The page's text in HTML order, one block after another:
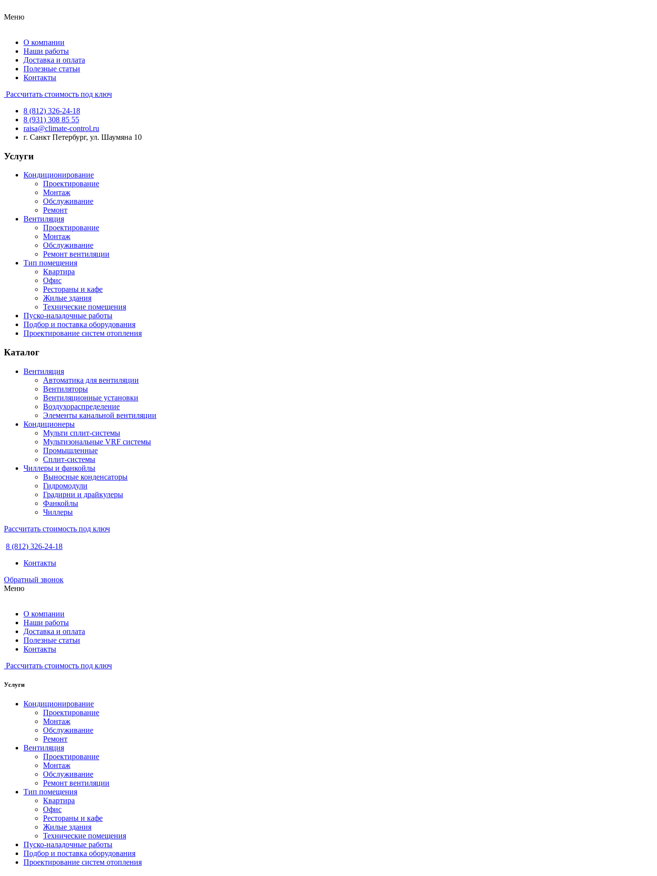
Меню
О компании
Наши работы
Доставка и оплата
Полезные статьи
Контакты
Рассчитать стоимость под ключ
8 (812) 326-24-18
8 (931) 308 85 55
raisa@climate-control.ru
г. Санкт Петербург, ул. Шаумяна 10
Услуги
Кондиционирование
Проектирование
Монтаж
Обслуживание
Ремонт
Вентиляция
Проектирование
Монтаж
Обслуживание
Ремонт вентиляции
Тип помещения
Квартира
Офис
Рестораны и кафе
Жилые здания
Технические помещения
Пуско-наладочные работы
Подбор и поставка оборудования
Проектирование систем отопления
Каталог
Вентиляция
Автоматика для вентиляции
Вентиляторы
Вентиляционные установки
Воздухораспределение
Элементы канальной вентиляции
Кондиционеры
Мульти сплит-системы
Мультизональные VRF системы
Промышленные
Сплит-системы
Чиллеры и фанкойлы
Выносные конденсаторы
Гидромодули
Градирни и драйкулеры
Фанкойлы
Чиллеры
Рассчитать стоимость под ключ
8 (812) 326-24-18
Контакты
Обратный звонок
Меню
О компании
Наши работы
Доставка и оплата
Полезные статьи
Контакты
Рассчитать стоимость под ключ
Услуги
Кондиционирование
Проектирование
Монтаж
Обслуживание
Ремонт
Вентиляция
Проектирование
Монтаж
Обслуживание
Ремонт вентиляции
Тип помещения
Квартира
Офис
Рестораны и кафе
Жилые здания
Технические помещения
Пуско-наладочные работы
Подбор и поставка оборудования
Проектирование систем отопления